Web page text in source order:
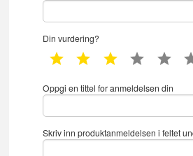
Din vurdering?
1 star 2 star 3 star 4 star 5
Oppgi en tittel for anmeldelsen din
Skriv inn produktanmeldelsen i feltet